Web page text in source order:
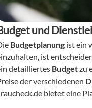
und
Budgetplanung ist ein
ist
detailliertes Budget zu
der verschiedenen
bietet eine